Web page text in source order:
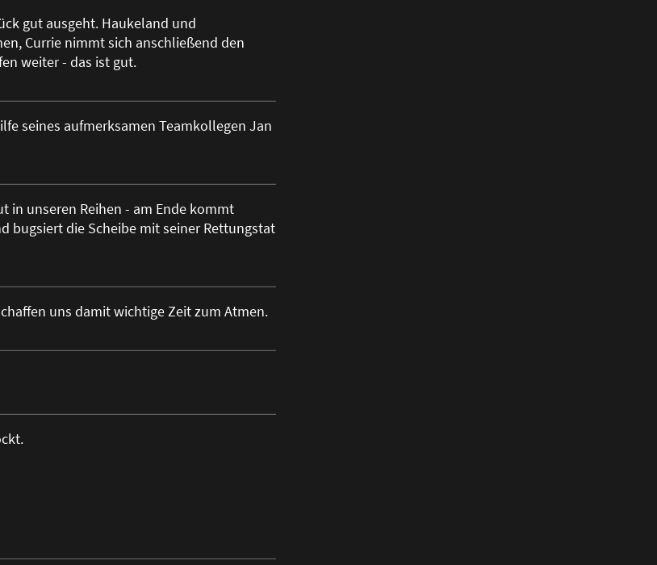
gut ausgeht. Haukeland und
Currie nimmt sich anschließend den
weiter - das ist gut.
seines aufmerksamen Teamkollegen Jan
in unseren Reihen - am Ende kommt
bugsiert die Scheibe mit seiner Rettungstat
uns damit wichtige Zeit zum Atmen.